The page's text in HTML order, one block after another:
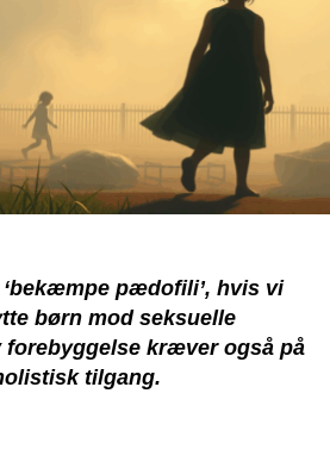
pædofili’, hvis vi
børn mod seksuelle
forebyggelse kræver også på
tilgang.